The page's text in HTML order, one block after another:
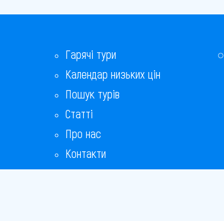
Гарячі тури
Календар низьких цін
Пошук турів
Статті
Про нас
Контакти
Бонусна програма